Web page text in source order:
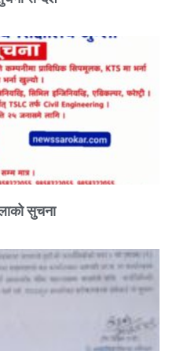
सुचना